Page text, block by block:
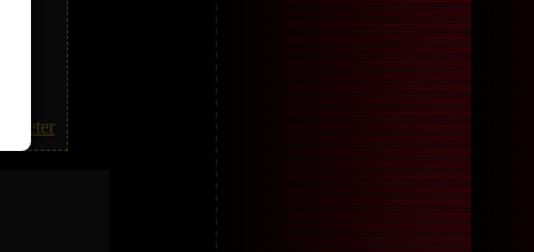
Tweeter